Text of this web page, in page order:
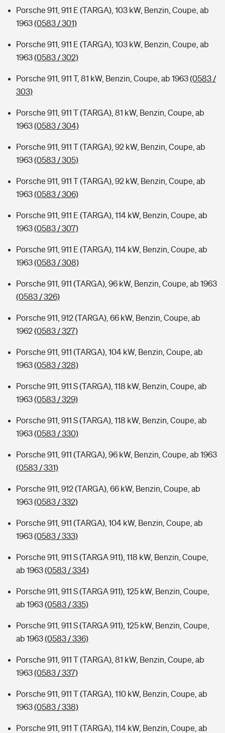
Wer versichert was: Jetzt Versicherer finden
Sie haben Fragen?
Musikinstrumentenversicherung
Zur Übersicht
Tools
Kinderunfall-Check: Mehr Sicherheit für deine Kids
Sie haben Fragen?
Porsche 911, 911 E (TARGA), 103 kW, Benzin, Coupe, ab
1963(0583 / 301)
Porsche 911, 911 E (TARGA), 103 kW, Benzin, Coupe, ab
1963(0583 / 302)
Porsche 911, 911 T, 81 kW, Benzin, Coupe, ab 1963(0583 /
303)
Porsche 911, 911 T (TARGA), 81 kW, Benzin, Coupe, ab
1963(0583 / 304)
Porsche 911, 911 T (TARGA), 92 kW, Benzin, Coupe, ab
1963(0583 / 305)
Porsche 911, 911 T (TARGA), 92 kW, Benzin, Coupe, ab
1963(0583 / 306)
Porsche 911, 911 E (TARGA), 114 kW, Benzin, Coupe, ab
1963(0583 / 307)
Porsche 911, 911 E (TARGA), 114 kW, Benzin, Coupe, ab
1963(0583 / 308)
Porsche 911, 911 (TARGA), 96 kW, Benzin, Coupe, ab 1963
(0583 / 326)
Porsche 911, 912 (TARGA), 66 kW, Benzin, Coupe, ab
1962(0583 / 327)
Porsche 911, 911 (TARGA), 104 kW, Benzin, Coupe, ab
1963(0583 / 328)
Porsche 911, 911 S (TARGA), 118 kW, Benzin, Coupe, ab
1963(0583 / 329)
Porsche 911, 911 S (TARGA), 118 kW, Benzin, Coupe, ab
1963(0583 / 330)
Porsche 911, 911 (TARGA), 96 kW, Benzin, Coupe, ab 1963
(0583 / 331)
Porsche 911, 912 (TARGA), 66 kW, Benzin, Coupe, ab
1963(0583 / 332)
Porsche 911, 911 (TARGA), 104 kW, Benzin, Coupe, ab
1963(0583 / 333)
Porsche 911, 911 S (TARGA 911), 118 kW, Benzin, Coupe,
ab 1963(0583 / 334)
Porsche 911, 911 S (TARGA 911), 125 kW, Benzin, Coupe,
ab 1963(0583 / 335)
Porsche 911, 911 S (TARGA 911), 125 kW, Benzin, Coupe,
ab 1963(0583 / 336)
Porsche 911, 911 T (TARGA), 81 kW, Benzin, Coupe, ab
1963(0583 / 337)
Porsche 911, 911 T (TARGA), 110 kW, Benzin, Coupe, ab
1963(0583 / 338)
Porsche 911, 911 T (TARGA), 114 kW, Benzin, Coupe, ab